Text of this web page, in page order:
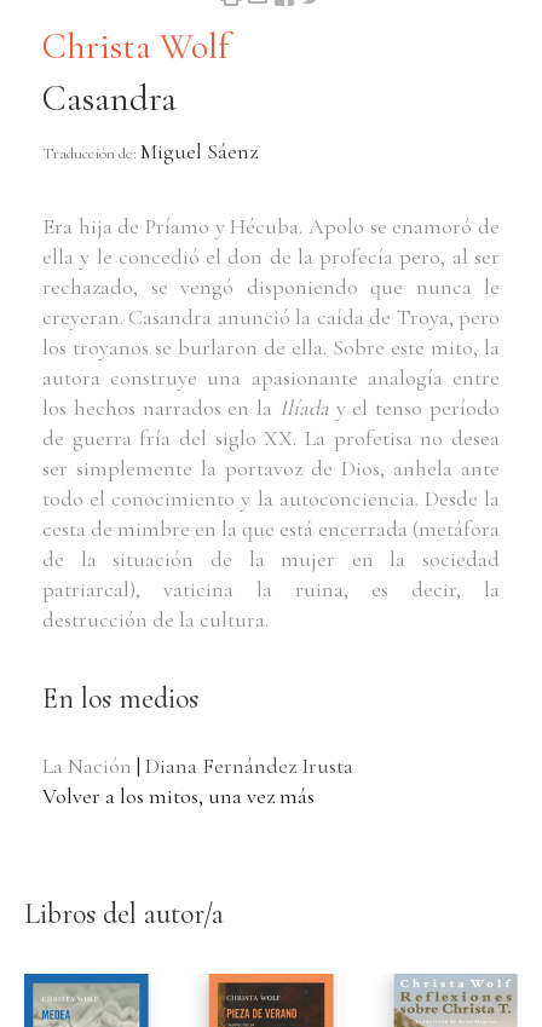
Christa Wolf
Casandra
Traducción de: Miguel Sáenz
Era hija de Príamo y Hécuba. Apolo se enamoró de
ella y le concedió el don de la profecía pero, al ser
rechazado, se vengó disponiendo que nunca le
creyeran. Casandra anunció la caída de Troya, pero
los troyanos se burlaron de ella. Sobre este mito, la
autora construye una apasionante analogía entre
los hechos narrados en la Ilíada y el tenso período
de guerra fría del siglo XX. La profetisa no desea
ser simplemente la portavoz de Dios, anhela ante
todo el conocimiento y la autoconciencia. Desde la
cesta de mimbre en la que está encerrada (metáfora
de la situación de la mujer en la sociedad
patriarcal), vaticina la ruina, es decir, la
destrucción de la cultura.
En los medios
La Nación | Diana Fernández Irusta
Volver a los mitos, una vez más
Libros del autor/a